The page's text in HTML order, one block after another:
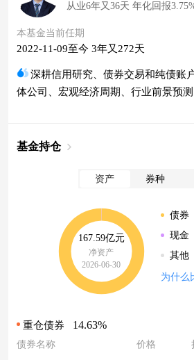
从业6年又36天 年化回报
本基金当前任期
2022-11-09至今 3年又272天
深耕信用研究、债券交易和纯债账
体公司、宏观经济周期、行业前景预测
基金持仓
资产 券种
167.59亿元
净资产
2026-06-30
债券
现金
其他
为什么
重仓债券 14.63%
债券名称
价格